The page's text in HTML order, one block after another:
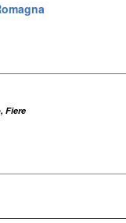
Fiere